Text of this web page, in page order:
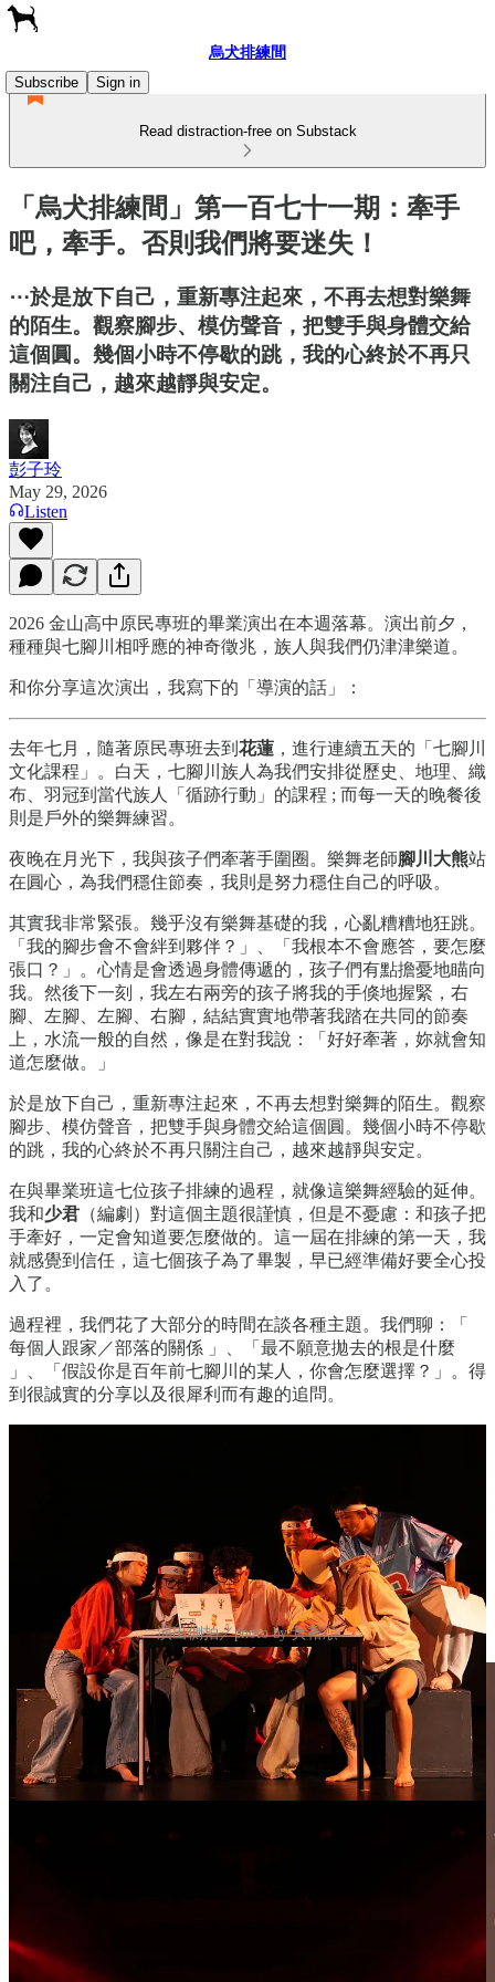
烏犬排練間
Subscribe
Sign in
Read distraction-free on Substack
「烏犬排練間」第一百七十一期：牽手
吧，牽手。否則我們將要迷失！
⋯於是放下自己，重新專注起來，不再去想對樂舞
的陌生。觀察腳步、模仿聲音，把雙手與身體交給
這個圓。幾個小時不停歇的跳，我的心終於不再只
關注自己，越來越靜與安定。
彭子玲
May 29, 2026
Listen
2026 金山高中原民專班的畢業演出在本週落幕。演出前夕，
種種與七腳川相呼應的神奇徵兆，族人與我們仍津津樂道。
和你分享這次演出，我寫下的「導演的話」：
去年七月，隨著原民專班去到 花蓮 ，進行連續五天的「七腳川
文化課程」。白天，七腳川族人為我們安排從歷史、地理、織
布、羽冠到當代族人「循跡行動」的課程 ; 而每一天的晚餐後
則是戶外的樂舞練習。
夜晚在月光下，我與孩子們牽著手圍圈。樂舞老師腳川大熊站
在圓心，為我們穩住節奏，我則是努力穩住自己的呼吸。
其實我非常緊張。幾乎沒有樂舞基礎的我，心亂糟糟地狂跳。
「我的腳步會不會絆到夥伴？」、「我根本不會應答，要怎麼
張口？」。心情是會透過身體傳遞的，孩子們有點擔憂地瞄向
我。然後下一刻，我左右兩旁的孩子將我的手倏地握緊，右
腳、左腳、左腳、右腳，結結實實地帶著我踏在共同的節奏
上，水流一般的自然，像是在對我說：「好好牽著，妳就會知
道怎麼做。」
於是放下自己，重新專注起來，不再去想對樂舞的陌生。觀察
腳步、模仿聲音，把雙手與身體交給這個圓。幾個小時不停歇
的跳，我的心終於不再只關注自己，越來越靜與安定。
在與畢業班這七位孩子排練的過程，就像這樂舞經驗的延伸。
我和少君 （編劇）對這個主題很謹慎，但是不憂慮：和孩子把
手牽好，一定會知道要怎麼做的。這一屆在排練的第一天，我
就感覺到信任，這七個孩子為了畢製，早已經準備好要全心投
入了。
過程裡，我們花了大部分的時間在談各種主題。我們聊：「
每個人跟家／部落的關係 」、「最不願意拋去的根是什麼
」、「假設你是百年前七腳川的某人，你會怎麼選擇？」。得
到很誠實的分享以及很犀利而有趣的追問。
演出側拍／photo by 黃裕順